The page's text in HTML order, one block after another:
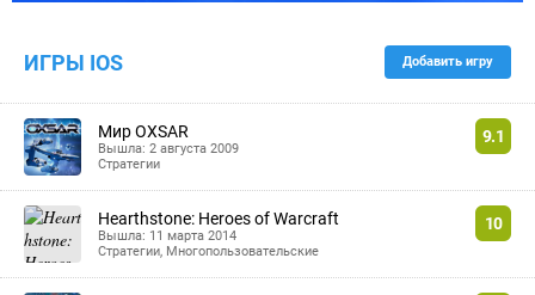
ИГРЫ IOS Добавить игру
Мир OXSAR
Вышла: 2 августа 2009
Стратегии
9.1
Hearthstone: Heroes of Warcraft
Вышла: 11 марта 2014
Стратегии, Многопользовательские
10